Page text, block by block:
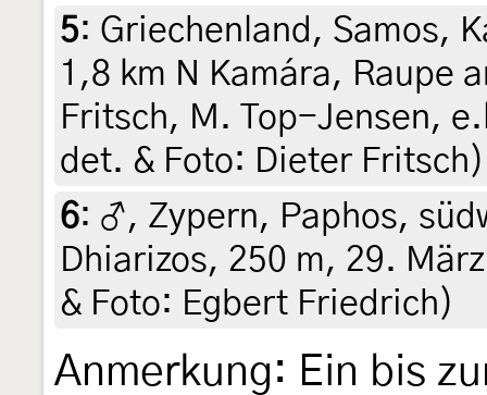
5: Griechenland, Samos,
1,8 km N Kamára, Raupe
Fritsch, M. Top-Jensen,
det. & Foto: Dieter Fritsch)
6: ♂, Zypern, Paphos,
Dhiarizos, 250 m, 29.
& Foto: Egbert Friedrich)
Anmerkung: Ein bis